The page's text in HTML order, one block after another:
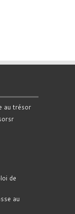
au trésor
de
au